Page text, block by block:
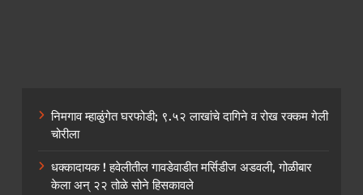
निमगाव म्हाळुंगेत घरफोडी; ९.५२ लाखांचे दागिने व रोख रक्कम गेली
चोरीला
धक्कादायक ! हवेलीतील गावडेवाडीत मर्सिडीज अडवली, गोळीबार
केला अन् २२ तोळे सोने हिसकावले